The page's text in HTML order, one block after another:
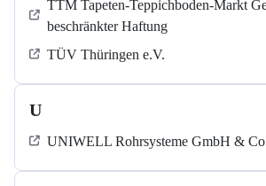
TTM Tapeten-Teppichboden-Markt
beschränkter Haftung
TÜV Thüringen e.V.
U
UNIWELL Rohrsysteme GmbH &